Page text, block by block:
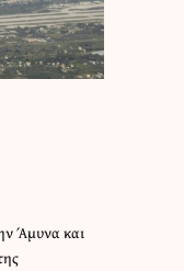
Άμυνα και